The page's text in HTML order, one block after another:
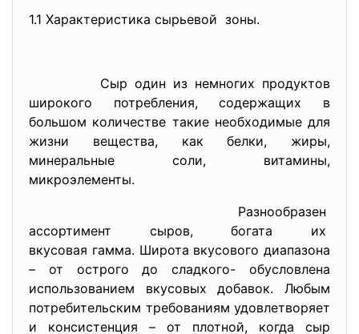
1.1 Характеристика сырьевой зоны.
Сыр один из немногих продуктов
широкого потребления, содержащих в
большом количестве такие необходимые для
жизни вещества, как белки, жиры,
минеральные соли, витамины,
микроэлементы.
Разнообразен
ассортимент сыров, богата их
вкусовая гамма. Широта вкусового диапазона
– от острого до сладкого- обусловлена
использованием вкусовых добавок. Любым
потребительским требованиям удовлетворяет
и консистенция – от плотной, когда сыр